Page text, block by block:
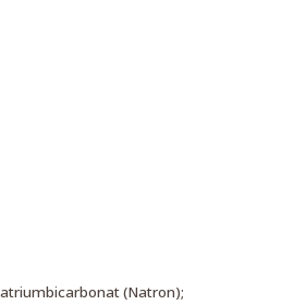
(Natron);